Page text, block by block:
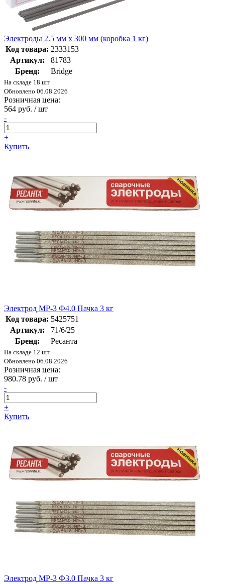
Электроды 2.5 мм х 300 мм (коробка 1 кг)
Код товара: 2333153
Артикул:
81783
Бренд:
Bridge
На складе 18 шт
Обновлено 06.08.2026
Розничная цена:
564 руб. / шт
-
+
Купить
Электрод МР-3 Ф4.0 Пачка 3 кг
Код товара: 5425751
Артикул:
71/6/25
Бренд:
Ресанта
На складе 12 шт
Обновлено 06.08.2026
Розничная цена:
980.78 руб. / шт
-
+
Купить
Электрод МР-3 Ф3.0 Пачка 3 кг